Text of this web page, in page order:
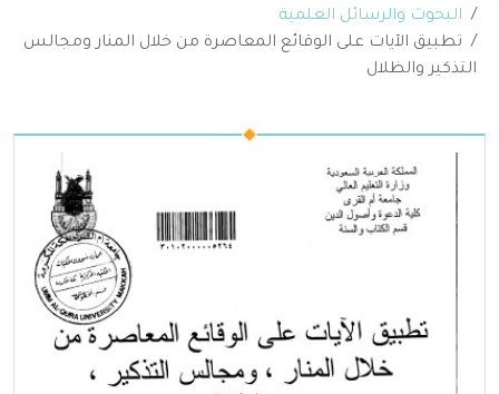
البحوث والرسائل العلمية
تطبيق الآيات على الوقائع المعاصرة من خلال المنار ومجالس
التذكير والظلال